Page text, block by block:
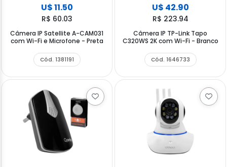
U$ 11.50
R$ 60.03
Câmera IP Satellite A-CAM031
com Wi-Fi e Microfone - Preta
Cód. 1381191
U$ 42.90
R$ 223.94
Câmera IP TP-Link Tapo
C320WS 2K com Wi-Fi - Branco
Cód. 1646733